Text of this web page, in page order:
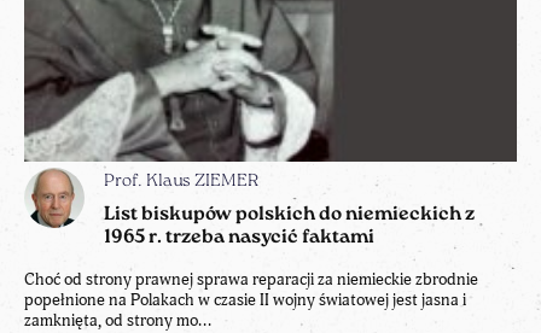
Prof. Klaus ZIEMER
List biskupów polskich do niemieckich z
1965 r. trzeba nasycić faktami
Choć od strony prawnej sprawa reparacji za niemieckie zbrodnie
popełnione na Polakach w czasie II wojny światowej jest jasna i
zamknięta, od strony mo...